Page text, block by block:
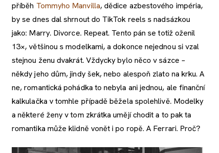
příběh Tommyho Manvilla, dědice azbestového impéria,
by se dnes dal shrnout do TikTok reels s nadsázkou
jako: Marry. Divorce. Repeat. Tento pán se totiž oženil
13×, většinou s modelkami, a dokonce nejednou si vzal
stejnou ženu dvakrát. Vždycky bylo něco v sázce –
někdy jeho dům, jindy šek, nebo alespoň zlato na krku. A
ne, romantická pohádka to nebyla ani jednou, ale finanční
kalkulačka v tomhle případě běžela spolehlivě. Modelky
a některé ženy v tom zkrátka umějí chodit a to pak ta
romantika může klidně vonět i po ropě. A Ferrari. Proč?